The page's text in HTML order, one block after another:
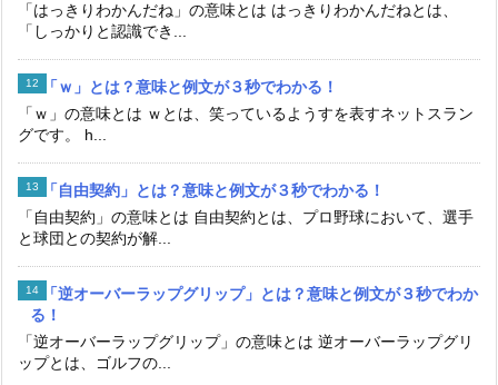
「はっきりわかんだね」の意味とは はっきりわかんだねとは、
「しっかりと認識でき...
「ｗ」とは？意味と例文が３秒でわかる！
「ｗ」の意味とは ｗとは、笑っているようすを表すネットスラン
グです。 h...
「自由契約」とは？意味と例文が３秒でわかる！
「自由契約」の意味とは 自由契約とは、プロ野球において、選手
と球団との契約が解...
「逆オーバーラップグリップ」とは？意味と例文が３秒でわか
る！
「逆オーバーラップグリップ」の意味とは 逆オーバーラップグリ
ップとは、ゴルフの...